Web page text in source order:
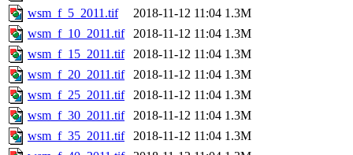
wsm_f_5_2011.tif
2018-11-12 11:04 1.3M
wsm_f_10_2011.tif
2018-11-12 11:04 1.3M
wsm_f_15_2011.tif
2018-11-12 11:04 1.3M
wsm_f_20_2011.tif
2018-11-12 11:04 1.3M
wsm_f_25_2011.tif
2018-11-12 11:04 1.3M
wsm_f_30_2011.tif
2018-11-12 11:04 1.3M
wsm_f_35_2011.tif
2018-11-12 11:04 1.3M